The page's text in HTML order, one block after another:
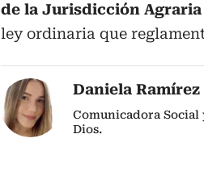
de la Jurisdicción
ley ordinaria que
Daniela Ramírez
Comunicadora
Dios.